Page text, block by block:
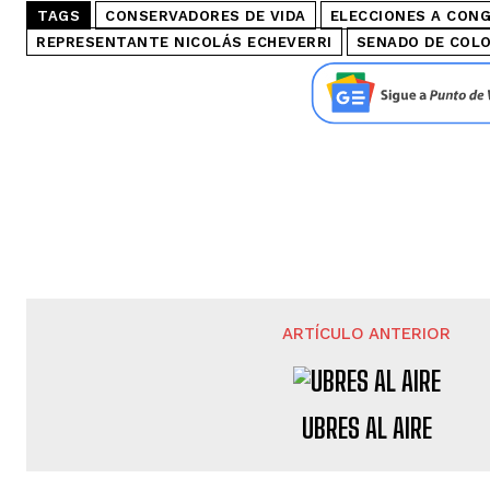
TAGS CONSERVADORES DE VIDA
ELECCIONES A
REPRESENTANTE NICOLÁS ECHEVERRI
SENADO DE
ARTÍCULO ANTERIOR
UBRES AL AIRE